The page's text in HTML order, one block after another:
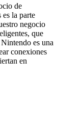
de
la parte
negocio
que
es una
conexiones
en